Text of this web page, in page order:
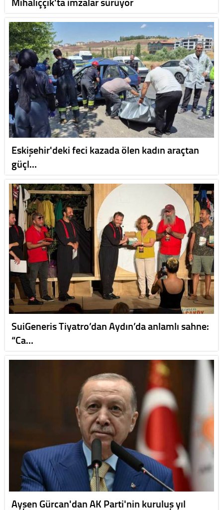
Eskişehir'deki feci kazada ölen kadın araçtan
güçl…
SuiGeneris Tiyatro’dan Aydın’da anlamlı sahne:
“Ca…
Ayşen Gürcan'dan AK Parti'nin kuruluş yıl